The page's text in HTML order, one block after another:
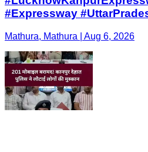
#Expressway
Mathura, Mathura | Aug 6, 2026